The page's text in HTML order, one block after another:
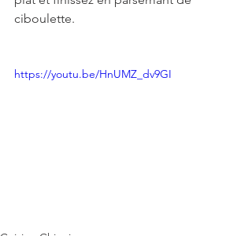
ciboulette.
https://youtu.be/HnUMZ_dv9GI